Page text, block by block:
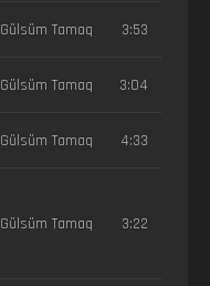
Gülsüm Tamaq 3:53
Gülsüm Tamaq 3:04
Gülsüm Tamaq 4:33
Gülsüm Tamaq 3:22